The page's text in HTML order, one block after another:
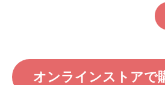
オンラインストアで